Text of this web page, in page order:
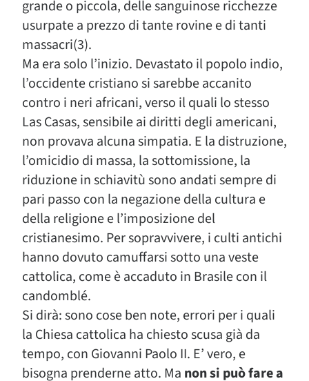
grande o piccola, delle sanguinose ricchezze
usurpate a prezzo di tante rovine e di tanti
massacri(3).
Ma era solo l’inizio. Devastato il popolo indio,
l’occidente cristiano si sarebbe accanito
contro i neri africani, verso il quali lo stesso
Las Casas, sensibile ai diritti degli americani,
non provava alcuna simpatia. E la distruzione,
l’omicidio di massa, la sottomissione, la
riduzione in schiavitù sono andati sempre di
pari passo con la negazione della cultura e
della religione e l’imposizione del
cristianesimo. Per sopravvivere, i culti antichi
hanno dovuto camuffarsi sotto una veste
cattolica, come è accaduto in Brasile con il
candomblé.
Si dirà: sono cose ben note, errori per i quali
la Chiesa cattolica ha chiesto scusa già da
tempo, con Giovanni Paolo II. E’ vero, e
bisogna prenderne atto. Ma non si può fare a